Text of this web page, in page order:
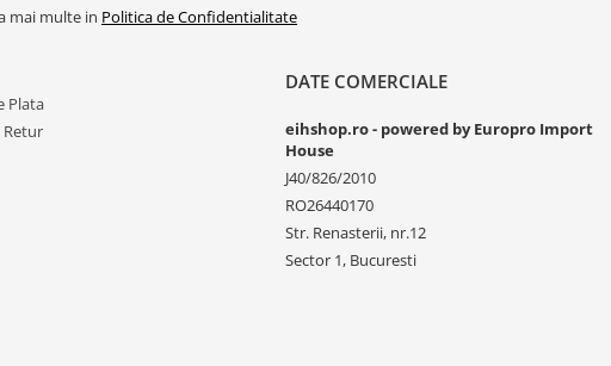
mai multe in Politica de Confidentialitate
Plata
Retur
DATE COMERCIALE
eihshop.ro - powered by Europro Import
House
J40/826/2010
RO26440170
Str. Renasterii, nr.12
Sector 1, Bucuresti